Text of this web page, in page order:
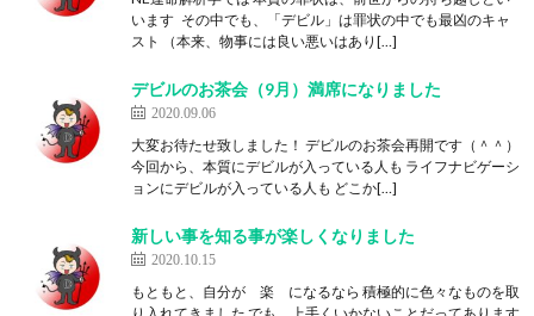
います その中でも、「デビル」は罪状の中でも最凶のキャ
スト （本来、物事には良い悪いはあり[…]
デビルのお茶会（9月）満席になりました
2020.09.06
大変お待たせ致しました！ デビルのお茶会再開です（＾＾）
今回から、本質にデビルが入っている人も ライフナビゲーシ
ョンにデビルが入っている人も どこか[…]
新しい事を知る事が楽しくなりました
2020.10.15
もともと、自分が 楽 になるなら 積極的に色々なものを取